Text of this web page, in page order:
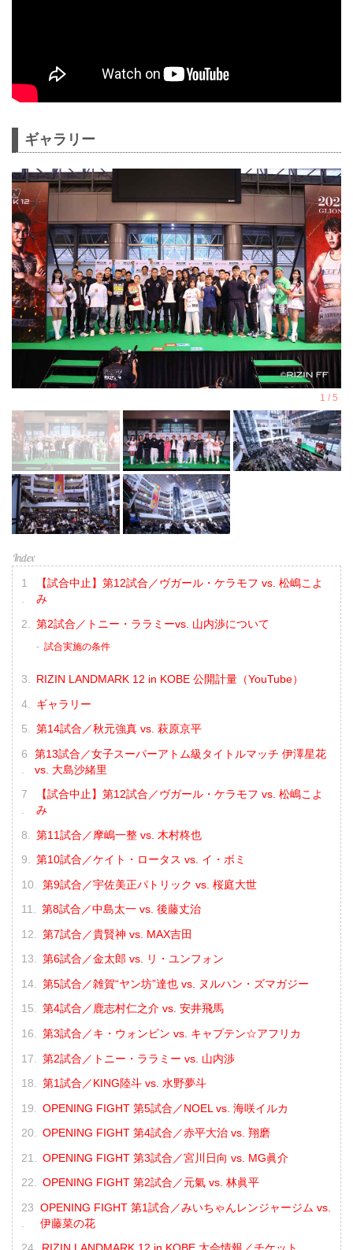
ギャラリー
【試合中止】第12試合／ヴガール・ケラモフ vs. 松嶋こよ
み
第2試合／トニー・ララミーvs. 山内渉について
試合実施の条件
RIZIN LANDMARK 12 in KOBE 公開計量（YouTube）
ギャラリー
第14試合／秋元強真 vs. 萩原京平
第13試合／女子スーパーアトム級タイトルマッチ 伊澤星花
vs. 大島沙緒里
【試合中止】第12試合／ヴガール・ケラモフ vs. 松嶋こよ
み
第11試合／摩嶋一整 vs. 木村柊也
第10試合／ケイト・ロータス vs. イ・ボミ
第9試合／宇佐美正パトリック vs. 桜庭大世
第8試合／中島太一 vs. 後藤丈治
第7試合／貴賢神 vs. MAX吉田
第6試合／金太郎 vs. リ・ユンフォン
第5試合／雑賀“ヤン坊”達也 vs. ヌルハン・ズマガジー
第4試合／鹿志村仁之介 vs. 安井飛馬
第3試合／キ・ウォンビン vs. キャプテン☆アフリカ
第2試合／トニー・ララミー vs. 山内渉
第1試合／KING陸斗 vs. 水野夢斗
OPENING FIGHT 第5試合／NOEL vs. 海咲イルカ
OPENING FIGHT 第4試合／赤平大治 vs. 翔磨
OPENING FIGHT 第3試合／宮川日向 vs. MG眞介
OPENING FIGHT 第2試合／元氣 vs. 林眞平
OPENING FIGHT 第1試合／みいちゃんレンジャージム vs.
伊藤菜の花